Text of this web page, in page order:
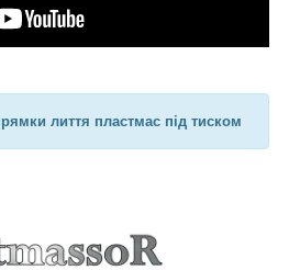
лиття пластмас під тиском